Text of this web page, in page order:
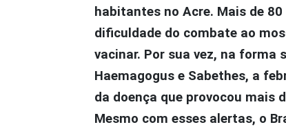
habitantes no Acre. Mais de
dificuldade do combate ao
vacinar. Por sua vez, na
Haemagogus e Sabethes, a
da doença que provocou mais
Mesmo com esses alertas, o